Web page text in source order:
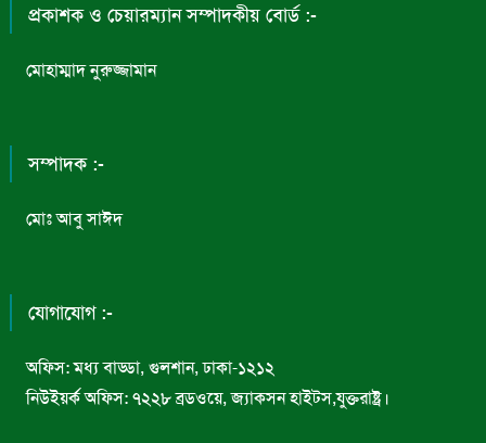
প্রকাশক ও চেয়ারম্যান সম্পাদকীয় বোর্ড :-
মোহাম্মাদ নুরুজ্জামান
সম্পাদক :-
মোঃ আবু সাঈদ
যোগাযোগ :-
অফিস: মধ্য বাড্ডা, গুলশান, ঢাকা-১২১২
নিউইয়র্ক অফিস: ৭২২৮ ব্রডওয়ে, জ্যাকসন হাইটস,যুক্তরাষ্ট্র।